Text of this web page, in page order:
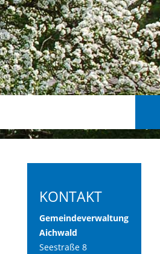
KONTAKT
Gemeindeverwaltung
Aichwald
Seestraße 8